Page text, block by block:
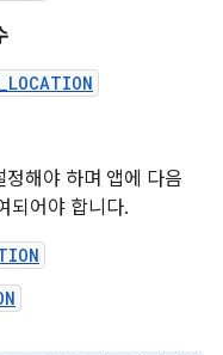
해야 하며 앱에 다음
되어야 합니다.